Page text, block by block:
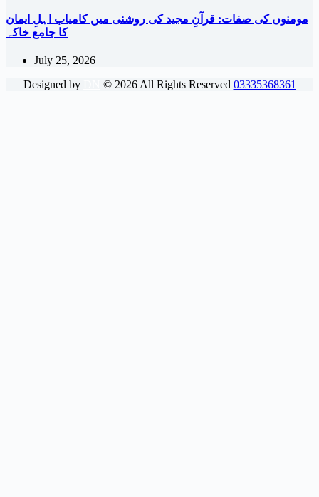
مومنوں کی صفات: قرآنِ مجید کی روشنی میں کامیاب اہلِ ایمان
کا جامع خاکہ
July 25, 2026
Designed by
© 2026All Rights Reserved 03335368361